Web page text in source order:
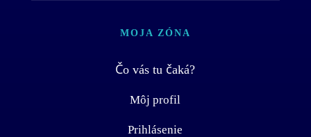
MOJA ZÓNA
Čo vás tu čaká?
Môj profil
Prihlásenie